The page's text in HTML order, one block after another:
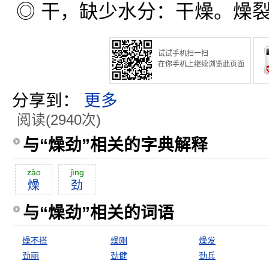
◎ 干，缺少水分：干燥。燥
试试手机扫一扫
在你手机上继续浏览此页面
分享到： 更多
阅读(2940次)
与“燥劲”相关的字典解释
zào
燥
jìng
劲
与“燥劲”相关的词语
燥不搭 燥刚
燥发
劲丽
劲健 劲兵